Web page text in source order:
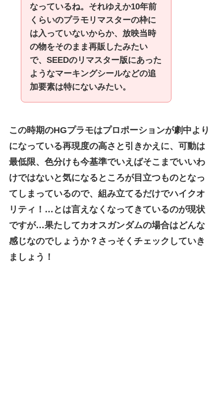
なっているね。それゆえか10年前
くらいのプラモリマスターの枠に
は入っていないからか、放映当時
の物をそのまま再販したみたい
で、SEEDのリマスター版にあった
ようなマーキングシールなどの追
加要素は特にないみたい。
この時期のHGプラモはプロポーションが劇中より
になっている再現度の高さと引きかえに、可動は
最低限、色分けも今基準でいえばそこまでいいわ
けではないと気になるところが目立つものとなっ
てしまっているので、組み立てるだけでハイクオ
リティ！…とは言えなくなってきているのが現状
ですが…果たしてカオスガンダムの場合はどんな
感じなのでしょうか？さっそくチェックしていき
ましょう！